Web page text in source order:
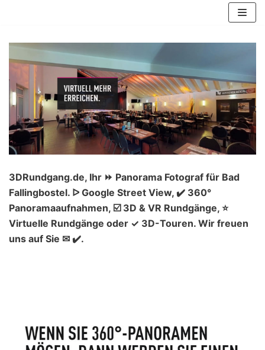
Inhalt
springen
3DRundgang.de, Ihr ⏩ Panorama Fotograf für Bad
Fallingbostel. ᐅ Google Street View, ✔️ 360°
Panoramaaufnahmen, ☑️ 3D & VR Rundgänge, ⭐
Virtuelle Rundgänge oder ✓ 3D-Touren. Wir freuen
uns auf Sie ✉ ✔️.